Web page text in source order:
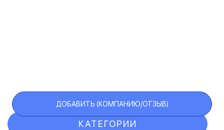
КАТЕГОРИИ
ДОБАВИТЬ (КОМПАНИЮ/ОТЗЫВ)